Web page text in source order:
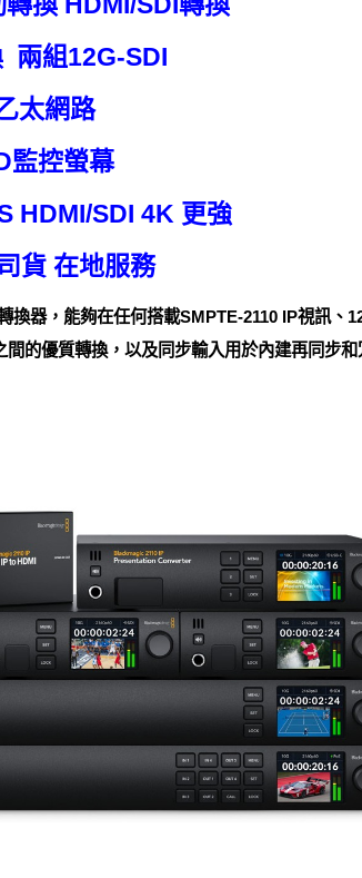
兩組12G-SDI
太網路
監控螢幕
HDMI/SDI 4K 更強
貨 在地服務
器，能夠在任何搭載SMPTE-2110 IP視訊、
的優質轉換，以及同步輸入用於內建再同步